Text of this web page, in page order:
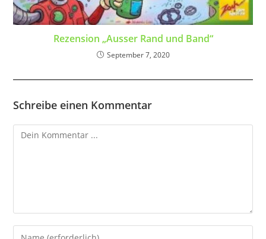
Rezension „Ausser Rand und Band“
September 7, 2020
Schreibe einen Kommentar